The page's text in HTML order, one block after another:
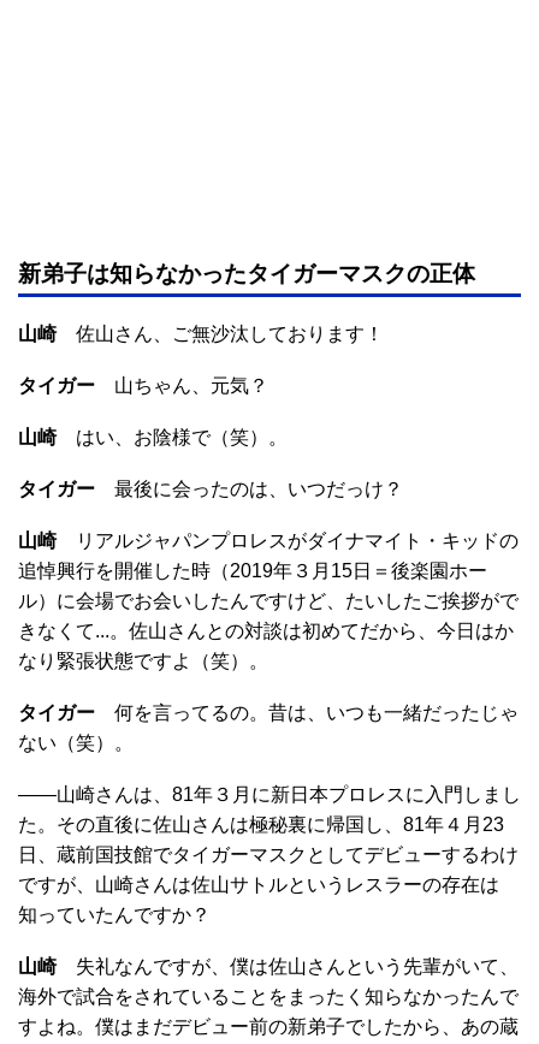
新弟子は知らなかったタイガーマスクの正体
山崎佐山さん、ご無沙汰しております！
タイガー 山ちゃん、元気？
山崎はい、お陰様で（笑）。
タイガー 最後に会ったのは、いつだっけ？
山崎リアルジャパンプロレスがダイナマイト・キッドの
追悼興行を開催した時（2019年３月15日＝後楽園ホー
ル）に会場でお会いしたんですけど、たいしたご挨拶がで
きなくて...。佐山さんとの対談は初めてだから、今日はか
なり緊張状態ですよ（笑）。
タイガー 何を言ってるの。昔は、いつも一緒だったじゃ
ない（笑）。
――山崎さんは、81年３月に新日本プロレスに入門しまし
た。その直後に佐山さんは極秘裏に帰国し、81年４月23
日、蔵前国技館でタイガーマスクとしてデビューするわけ
ですが、山崎さんは佐山サトルというレスラーの存在は
知っていたんですか？
山崎失礼なんですが、僕は佐山さんという先輩がいて、
海外で試合をされていることをまったく知らなかったんで
すよね。僕はまだデビュー前の新弟子でしたから、あの蔵